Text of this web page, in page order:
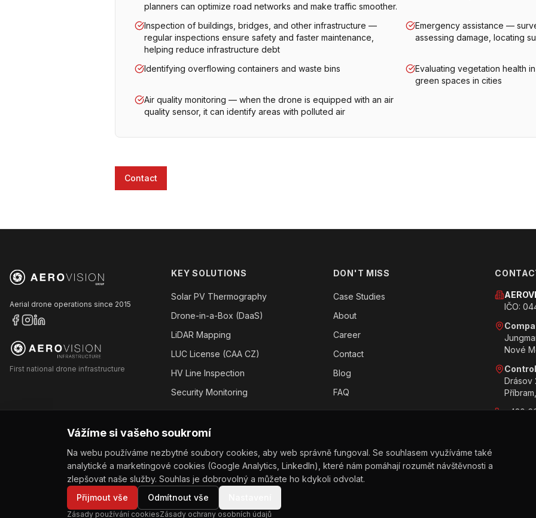
planners can optimize road networks and make traffic smoother.
Inspection of buildings, bridges, and other infrastructure —
regular inspections ensure safety and faster maintenance,
helping reduce infrastructure debt
Emergency assistance —
assessing damage, locating
Identifying overflowing containers and waste bins
Evaluating vegetation health
green spaces in cities
Air quality monitoring — when the drone is equipped with an air
quality sensor, it can identify areas with polluted air
Contact
Aerial drone operations since 2015
First national drone infrastructure
KEY SOLUTIONS
Solar PV Thermography
Drone-in-a-Box (DaaS)
LiDAR Mapping
LUC License (CAA CZ)
HV Line Inspection
Security Monitoring
DON'T MISS
Case Studies
About
Career
Contact
Blog
FAQ
IČO:
Nové
Drásov
+420
© 2026 AEROVISION Group s.r.o. All rights reserved.
Vážíme si vašeho soukromí
Na webu používáme nezbytné soubory cookies, aby web správně fungoval. Se souhlasem využíváme také
analytické a marketingové cookies (Google Analytics, LinkedIn), které nám pomáhají rozumět návštěvnosti a
zlepšovat naše služby. Souhlas je dobrovolný a můžete ho kdykoli odvolat.
Přijmout vše
Odmítnout vše
Zásady používání cookiesZásady ochrany osobních údajů